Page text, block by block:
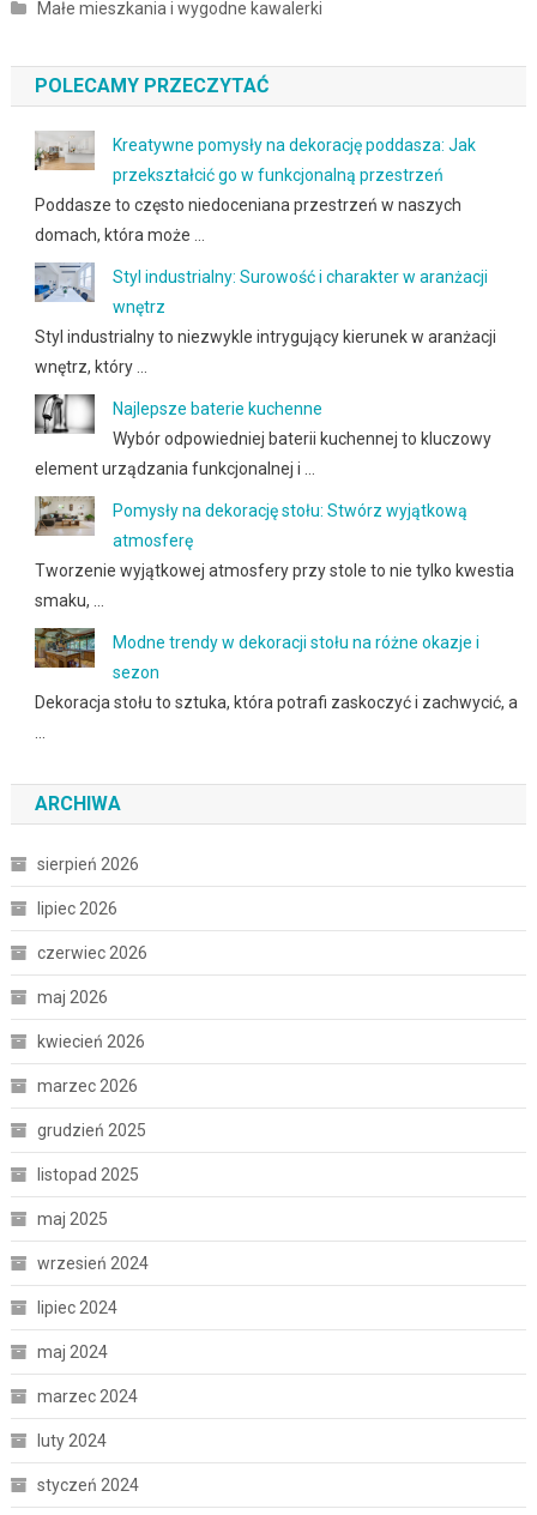
Małe mieszkania i wygodne kawalerki
POLECAMY PRZECZYTAĆ
Kreatywne pomysły na dekorację poddasza: Jak
przekształcić go w funkcjonalną przestrzeń
Poddasze to często niedoceniana przestrzeń w naszych
domach, która może …
Styl industrialny: Surowość i charakter w aranżacji
wnętrz
Styl industrialny to niezwykle intrygujący kierunek w aranżacji
wnętrz, który …
Najlepsze baterie kuchenne
Wybór odpowiedniej baterii kuchennej to kluczowy
element urządzania funkcjonalnej i …
Pomysły na dekorację stołu: Stwórz wyjątkową
atmosferę
Tworzenie wyjątkowej atmosfery przy stole to nie tylko kwestia
smaku, …
Modne trendy w dekoracji stołu na różne okazje i
sezon
Dekoracja stołu to sztuka, która potrafi zaskoczyć i zachwycić, a
ARCHIWA
sierpień 2026
lipiec 2026
czerwiec 2026
maj 2026
kwiecień 2026
marzec 2026
grudzień 2025
listopad 2025
maj 2025
wrzesień 2024
lipiec 2024
maj 2024
marzec 2024
luty 2024
styczeń 2024